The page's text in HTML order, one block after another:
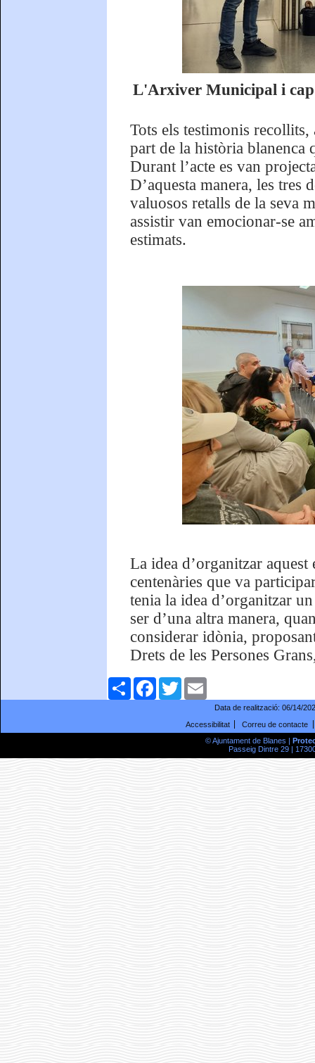
L'Arxiver Municipal i
Tots els testimonis
part de la història blanenca
Durant l’acte es van
D’aquesta manera, les tres
valuosos retalls de la seva
assistir van emocionar-se
estimats.
La idea d’organitzar
centenàries que va
tenia la idea d’organitzar
ser d’una altra manera,
considerar idònia,
Drets de les Persones
ComparteixFacebookTwitter
Data de realització: 06/14/
Accessibilitat
Correu de contacte
© Ajuntament de Blanes |
Passeig Dintre 29 |